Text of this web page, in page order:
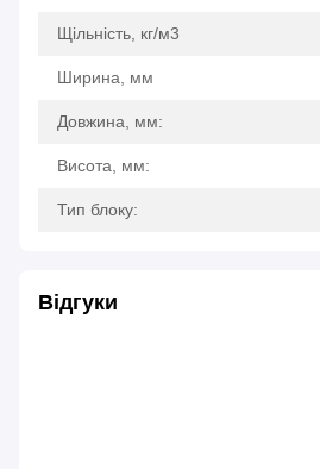
Щільність, кг/м3
Ширина, мм
Довжина, мм:
Висота, мм:
Тип блоку:
Відгуки